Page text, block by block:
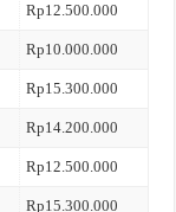
Rp12.500.000
Rp10.000.000
Rp15.300.000
Rp14.200.000
Rp12.500.000
Rp15.300.000